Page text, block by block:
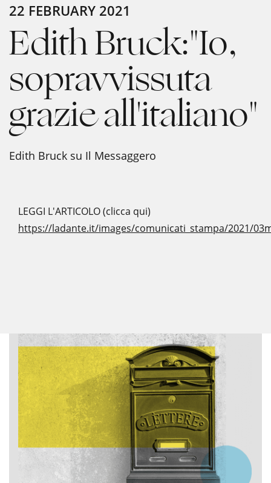
22 FEBRUARY 2021
Edith Bruck:"Io,
sopravvissuta
grazie all'italiano"
Edith Bruck su Il Messaggero
LEGGI L'ARTICOLO (clicca qui)
https://ladante.it/images/comunicati_stampa/2021/